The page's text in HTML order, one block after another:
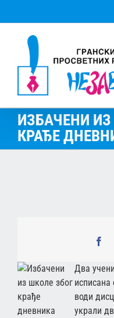
to
ИЗБАЧЕНИ
КРАЂЕ
Два уч
исписана
води
украли